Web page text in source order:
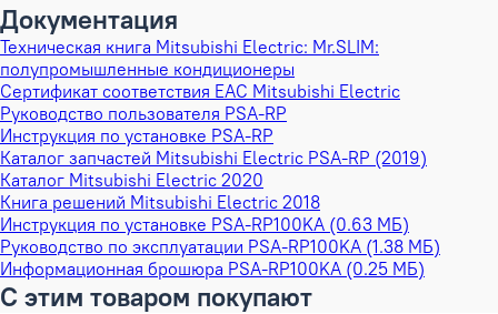
Документация
Техническая книга Mitsubishi Electric: Mr.SLIM:
полупромышленные кондиционеры
Сертификат соответствия EAC Mitsubishi Electric
Руководство пользователя PSA-RP
Инструкция по установке PSA-RP
Каталог запчастей Mitsubishi Electric PSA-RP (2019)
Каталог Mitsubishi Electric 2020
Книга решений Mitsubishi Electric 2018
Инструкция по установке PSA-RP100KA (0.63 МБ)
Руководство по эксплуатации PSA-RP100KA (1.38 МБ)
Информационная брошюра PSA-RP100KA (0.25 МБ)
С этим товаром покупают